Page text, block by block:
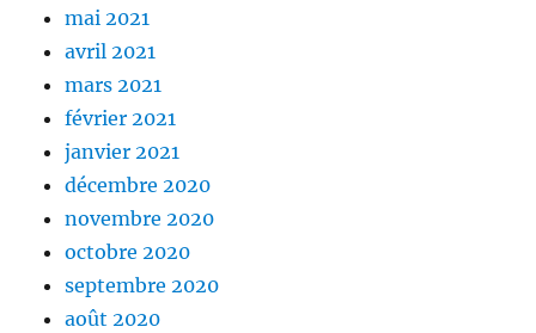
mai 2021
avril 2021
mars 2021
février 2021
janvier 2021
décembre 2020
novembre 2020
octobre 2020
septembre 2020
août 2020